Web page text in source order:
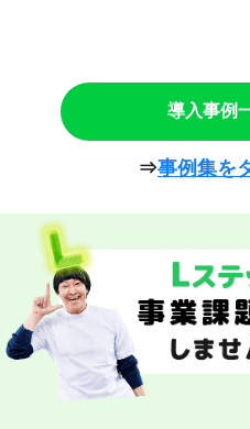
導入事例
⇒事例集を